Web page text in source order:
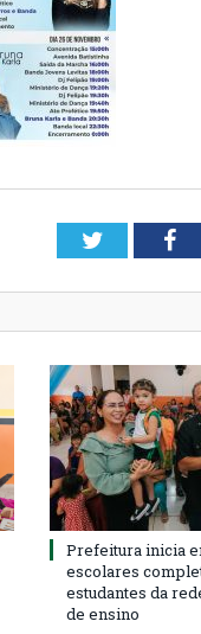
Twitter
Prefeitura inicia
escolares
estudantes da
de ensino